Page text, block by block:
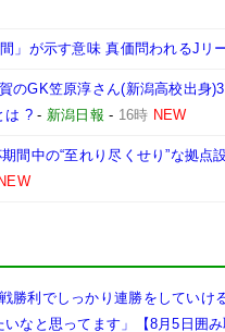
」が示す意味 真価問われるJリ
のGK笠原淳さん(新潟高校出身
は ?- 新潟日報 - 16時 NEW
間中の“至れり尽くせり”な拠
NEW
勝利でしっかり連勝をしていけ
いなと思ってます」【8月5日囲